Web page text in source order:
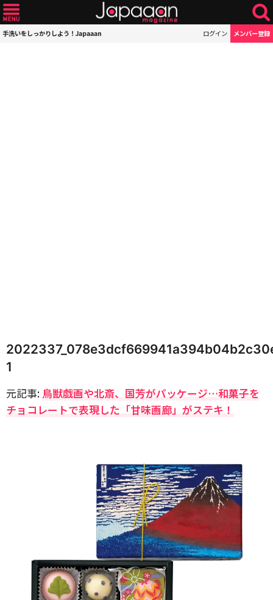
手洗いをしっかりしよう！Japaaan ログイン メンバー登録
1
元記事: 鳥獣戯画や北斎、国芳がパッケージ…和菓子を
チョコレートで表現した「甘味画廊」がステキ！